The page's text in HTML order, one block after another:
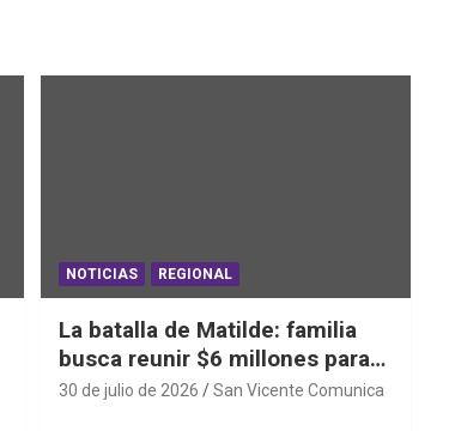
NOTICIAS REGIONAL
La batalla de Matilde: familia
busca reunir $6 millones para
una cirugía que no puede
30 de julio de 2026 San Vicente Comunica